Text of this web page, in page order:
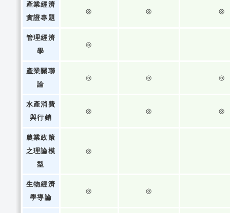
產業經濟
實證專題
◎ ◎ ◎
管理經濟
學
◎
產業關聯
論
◎ ◎ ◎
水產消費
與行銷
◎ ◎ ◎
農業政策
之理論模
型
◎
生物經濟
學導論
◎ ◎